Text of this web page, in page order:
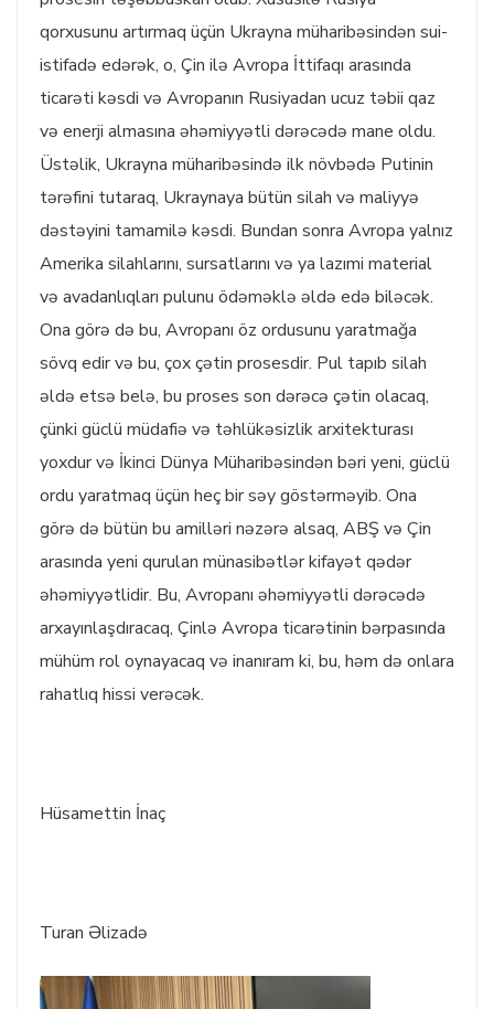
qorxusunu artırmaq üçün Ukrayna müharibəsindən sui-
istifadə edərək, o, Çin ilə Avropa İttifaqı arasında
ticarəti kəsdi və Avropanın Rusiyadan ucuz təbii qaz
və enerji almasına əhəmiyyətli dərəcədə mane oldu.
Üstəlik, Ukrayna müharibəsində ilk növbədə Putinin
tərəfini tutaraq, Ukraynaya bütün silah və maliyyə
dəstəyini tamamilə kəsdi. Bundan sonra Avropa yalnız
Amerika silahlarını, sursatlarını və ya lazımi material
və avadanlıqları pulunu ödəməklə əldə edə biləcək.
Ona görə də bu, Avropanı öz ordusunu yaratmağa
sövq edir və bu, çox çətin prosesdir. Pul tapıb silah
əldə etsə belə, bu proses son dərəcə çətin olacaq,
çünki güclü müdafiə və təhlükəsizlik arxitekturası
yoxdur və İkinci Dünya Müharibəsindən bəri yeni, güclü
ordu yaratmaq üçün heç bir səy göstərməyib. Ona
görə də bütün bu amilləri nəzərə alsaq, ABŞ və Çin
arasında yeni qurulan münasibətlər kifayət qədər
əhəmiyyətlidir. Bu, Avropanı əhəmiyyətli dərəcədə
arxayınlaşdıracaq, Çinlə Avropa ticarətinin bərpasında
mühüm rol oynayacaq və inanıram ki, bu, həm də onlara
rahatlıq hissi verəcək.
Hüsamettin İnaç
Turan Əlizadə